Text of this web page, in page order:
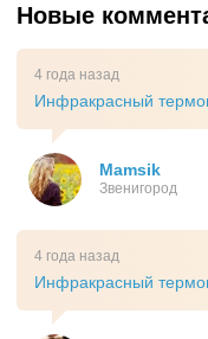
Новые
4 года назад
Инфракрасный
Mamsik
Звенигород
4 года назад
Инфракрасный